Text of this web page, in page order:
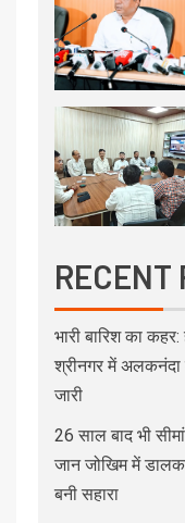
RECENT
भारी बारिश का कहर:
श्रीनगर में
जारी
26 साल बाद भी
जान जोखिम में
बनी सहारा